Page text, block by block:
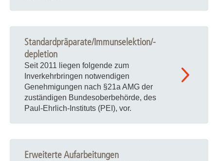
Standardpräparate/Immunselektion/-
depletion
Seit 2011 liegen folgende zum
Inverkehrbringen notwendigen
Genehmigungen nach §21a AMG der
zuständigen Bundesoberbehörde, des
Paul-Ehrlich-Instituts (PEI), vor.
Erweiterte Aufarbeitungen